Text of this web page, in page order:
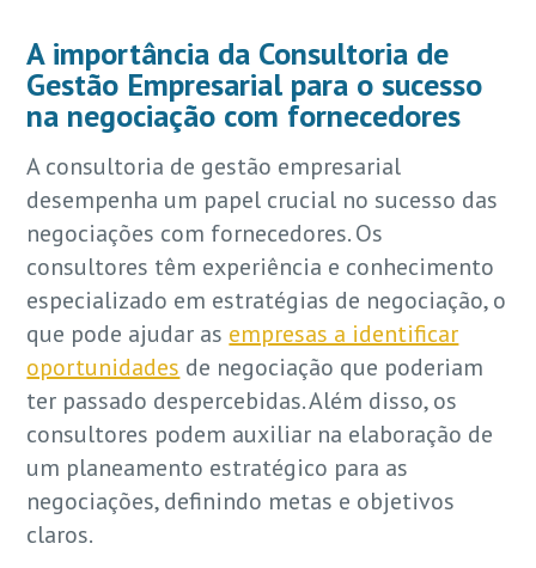
A importância da Consultoria de
Gestão Empresarial para o sucesso
na negociação com fornecedores
A consultoria de gestão empresarial
desempenha um papel crucial no sucesso das
negociações com fornecedores. Os
consultores têm experiência e conhecimento
especializado em estratégias de negociação, o
que pode ajudar as empresas a identificar
oportunidades de negociação que poderiam
ter passado despercebidas. Além disso, os
consultores podem auxiliar na elaboração de
um planeamento estratégico para as
negociações, definindo metas e objetivos
claros.